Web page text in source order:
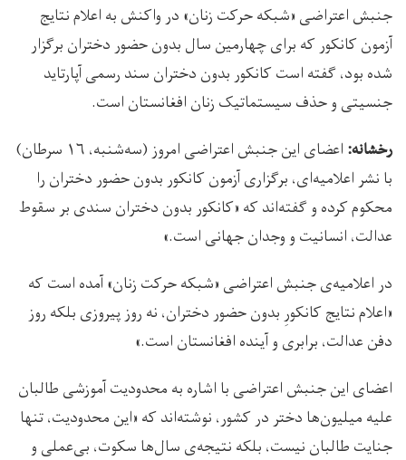
جنبش اعتراضی «شبکه حرکت زنان» در واکنش‌ به اعلام نتایج
آزمون کانکور که برای چهارمین سال بدون حضور دختران برگزار
شده بود، گفته است کانکور بدون دختران سند رسمی آپارتاید
جنسیتی و حذف سیستماتیک زنان افغانستان است.
رخشانه:
اعضای این‌ جنبش اعتراضی امروز (سه‌شنبه، ۱۶ سرطان)
با نشر اعلامیه‌ای، برگزاری آزمون کانکور بدون حضور دختران را
محکوم کرده و گفته‌اند که «کانکور بدون دختران سندی بر سقوط
عدالت، انسانیت و وجدان جهانی است.»
در اعلامیه‌ی جنبش اعتراضی «شبکه حرکت زنان» آمده است که
«اعلام نتایج کانکورِ بدون حضور دختران، نه روز پیروزی بلکه روز
دفن عدالت، برابری و آینده افغانستان است.»
اعضای این جنبش اعتراضی با اشاره به محدودیت‌ آموزشی طالبان
علیه میلیون‌ها دختر در کشور، نوشته‌اند که «این محدودیت‌، تنها
جنایت طالبان نیست، بلکه نتیجه‌ی سال‌ها سکوت، بی‌عملی و